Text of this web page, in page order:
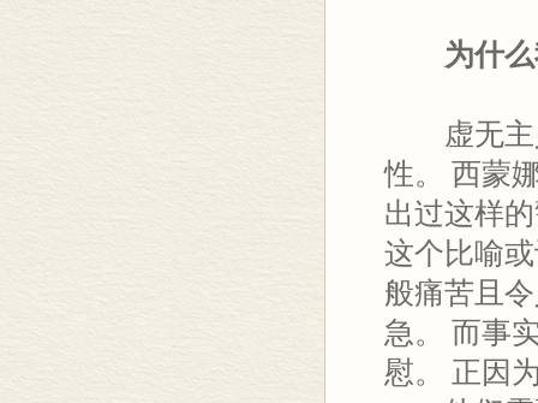
为什么
虚无主义
性。 西蒙
出过这样
这个比喻
般痛苦且
急。 而事
慰。 正因